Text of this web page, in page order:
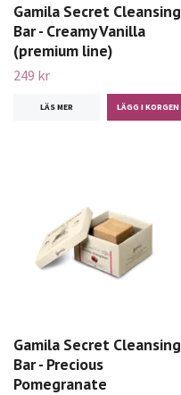
Gamila Secret Cleansing
Bar - Creamy Vanilla
(premium line)
249 kr
LÄS MER
Gamila Secret Cleansing
Bar - Precious
Pomegranate